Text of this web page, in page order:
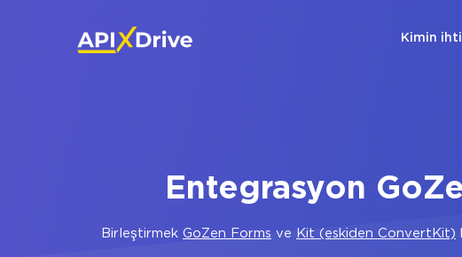
Kimin
Entegrasyon
Birleştirmek GoZen Forms ve Kit (eskiden ConvertKit)